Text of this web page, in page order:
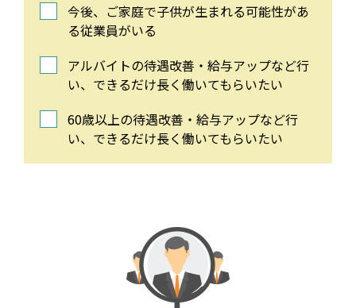
今後、ご家庭で子供が生まれる可能性があ
る従業員がいる
アルバイトの待遇改善・給与アップなど行
い、できるだけ長く働いてもらいたい
60歳以上の待遇改善・給与アップなど行
い、できるだけ長く働いてもらいたい